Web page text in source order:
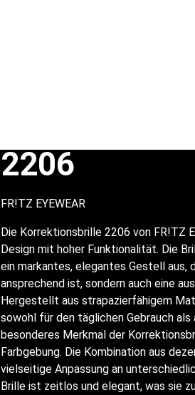
2206
FR!TZ EYEWEAR
Die Korrektionsbrille 2206 von FR!TZ
Design mit hoher Funktionalität. Die
ein markantes, elegantes Gestell aus,
ansprechend ist, sondern auch eine
Hergestellt aus strapazierfähigem
sowohl für den täglichen Gebrauch als
besonderes Merkmal der
Farbgebung. Die Kombination aus
vielseitige Anpassung an
Brille ist zeitlos und elegant, was sie